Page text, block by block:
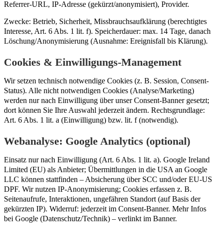
Referrer-URL, IP-Adresse (gekürzt/anonymisiert), Provider.
Zwecke: Betrieb, Sicherheit, Missbrauchsaufklärung (berechtigtes
Interesse, Art. 6 Abs. 1 lit. f). Speicherdauer: max. 14 Tage, danach
Löschung/Anonymisierung (Ausnahme: Ereignisfall bis Klärung).
Cookies & Einwilligungs-Management
Wir setzen technisch notwendige Cookies (z. B. Session, Consent-
Status). Alle nicht notwendigen Cookies (Analyse/Marketing)
werden nur nach Einwilligung über unser Consent-Banner gesetzt;
dort können Sie Ihre Auswahl jederzeit ändern. Rechtsgrundlage:
Art. 6 Abs. 1 lit. a (Einwilligung) bzw. lit. f (notwendig).
Webanalyse: Google Analytics (optional)
Einsatz nur nach Einwilligung (Art. 6 Abs. 1 lit. a). Google Ireland
Limited (EU) als Anbieter; Übermittlungen in die USA an Google
LLC können stattfinden – Absicherung über SCC und/oder EU-US
DPF. Wir nutzen IP-Anonymisierung; Cookies erfassen z. B.
Seitenaufrufe, Interaktionen, ungefähren Standort (auf Basis der
gekürzten IP). Widerruf: jederzeit im Consent-Banner. Mehr Infos
bei Google (Datenschutz/Technik) – verlinkt im Banner.